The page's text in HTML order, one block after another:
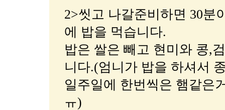
2>씻고 나갈준비하면 30분
에 밥을 먹습니다.
밥은 쌀은 빼고 현미와 콩,
니다.(엄니가 밥을 하셔서
일주일에 한번씩은 햄같은
ㅠ)